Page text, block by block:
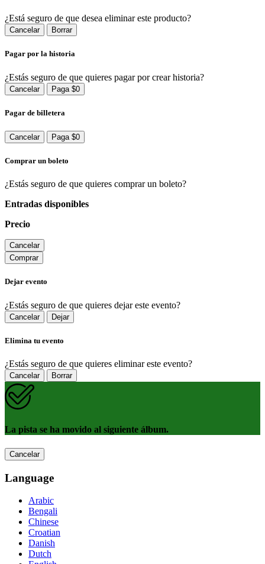
¿Está seguro de que desea eliminar este producto?
Cancelar Borrar
Pagar por la historia
¿Estás seguro de que quieres pagar por crear historia?
Cancelar Paga $0
Pagar de billetera
Cancelar Paga $0
Comprar un boleto
¿Estás seguro de que quieres comprar un boleto?
Entradas disponibles
Precio
Cancelar
Comprar
Dejar evento
¿Estás seguro de que quieres dejar este evento?
Cancelar Dejar
Elimina tu evento
¿Estás seguro de que quieres eliminar este evento?
Cancelar Borrar
La pista se ha movido al siguiente álbum.
Cancelar
Language
Arabic
Bengali
Chinese
Croatian
Danish
Dutch